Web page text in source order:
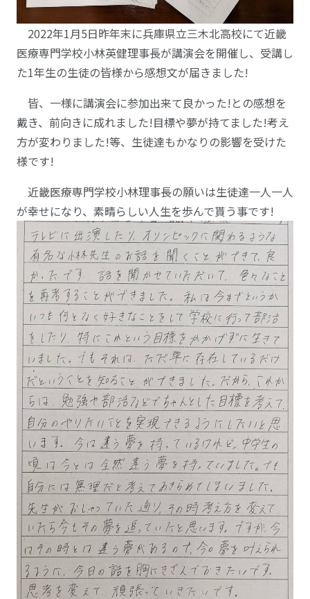
2022年1月5日昨年末に兵庫県立三木北高校にて近畿
医療専門学校小林英健理事長が講演会を開催し、受講し
た1年生の生徒の皆様から感想文が届きました!
皆、一様に講演会に参加出来て良かった!との感想を
戴き、前向きに成れました!目標や夢が持てました!考え
方が変わりました!等、生徒達もかなりの影響を受けた
様です!
近畿医療専門学校小林理事長の願いは生徒達一人一人
が幸せになり、素晴らしい人生を歩んで貰う事です!